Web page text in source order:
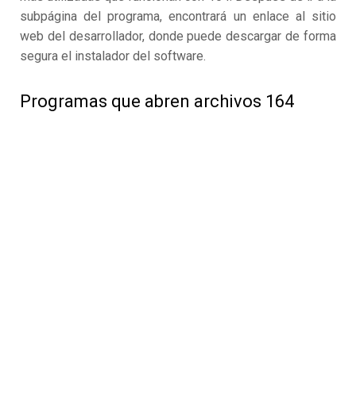
subpágina del programa, encontrará un enlace al sitio
web del desarrollador, donde puede descargar de forma
segura el instalador del software.
Programas que abren archivos 164